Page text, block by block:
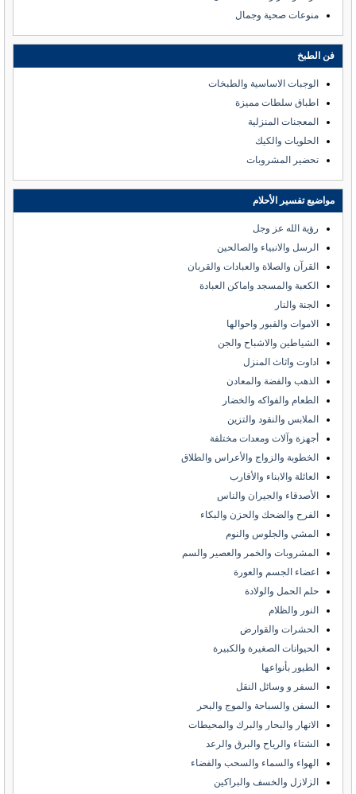
منوعات صحية وجمال
فن الطبخ
الوجبات الاساسية والطبخات
اطباق سلطات مميزة
المعجنات المنزلية
الحلويات والكيك
تحضير المشروبات
مواضيع تفسير الأحلام
رؤية الله عز وجل
الرسل والانبياء والصالحين
القرآن والصلاة والعبادات والقربان
الكعبة والمسجد واماكن العبادة
الجنة والنار
الاموات والقبور واحوالها
الشياطين والاشباح والجن
اداوت واثاث المنزل
الذهب والفضة والمعادن
الطعام والفواكه والخضار
الملابس والنقود والتزين
أجهزة وآلات ومعدات مختلفة
الخطوبة والزواج والأعراس والطلاق
العائلة والابناء والأقارب
الأصدقاء والجيران والناس
الفرح والضحك والحزن والبكاء
المشي والجلوس والنوم
المشروبات والخمر والعصير والسم
اعضاء الجسم والعورة
حلم الحمل والولادة
النور والظلام
الحشرات والقوارض
الحيوانات الصغيرة والكبيرة
الطيور بأنواعها
السفر و وسائل النقل
السفن والسباحة والموج والبحر
الانهار والبحار والبرك والمحيطات
الشتاء والرياح والبرق والرعد
الهواء والسماء والسحب والفضاء
الزلازل والخسف والبراكين